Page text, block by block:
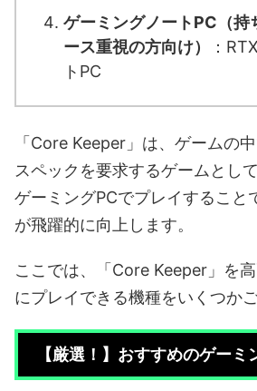
ゲーミングノートPC（持
ース重視の方向け）
：
トPC
「Core Keeper」は、ゲームの
スペックを要求するゲームとし
ゲーミングPCでプレイすること
が飛躍的に向上します。
ここでは、「Core Keeper」を
にプレイできる機種をいくつか
【厳選！】おすすめのゲーミ